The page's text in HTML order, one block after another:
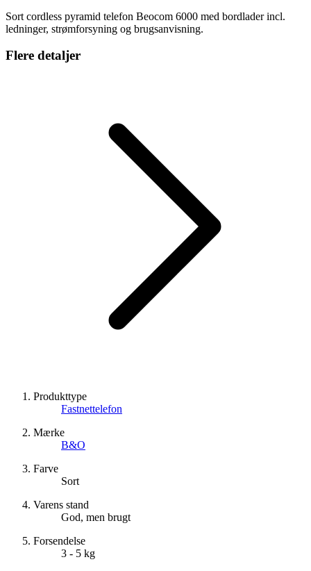
Sort cordless pyramid telefon Beocom 6000 med bordlader incl.
ledninger, strømforsyning og brugsanvisning.
Flere detaljer
Produkttype
Fastnettelefon
Mærke
B&O
Farve
Sort
Varens stand
God, men brugt
Forsendelse
3 - 5 kg